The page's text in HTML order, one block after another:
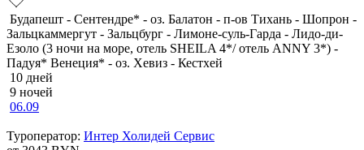
Будапешт - Сентендре* - оз. Балатон - п-ов Тихань - Шопрон -
Зальцкаммергут - Зальцбург - Лимоне-суль-Гарда - Лидо-ди-
Езоло (3 ночи на море, отель SHEILA 4*/ отель ANNY 3*) -
Падуя* Венеция* - оз. Хевиз - Кестхей
10 дней
9 ночей
06.09
Туроператор: Интер Холидей Сервис